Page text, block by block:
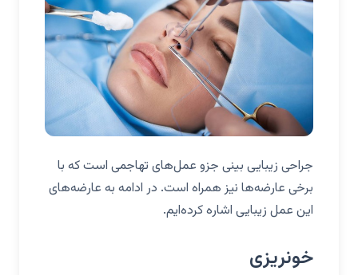
جراحی زیبایی بینی جزو عمل‌های تهاجمی است که با
برخی عارضه‌ها نیز همراه است. در ادامه به عارضه‌های
این عمل زیبایی اشاره کرده‌ایم.
خونریزی